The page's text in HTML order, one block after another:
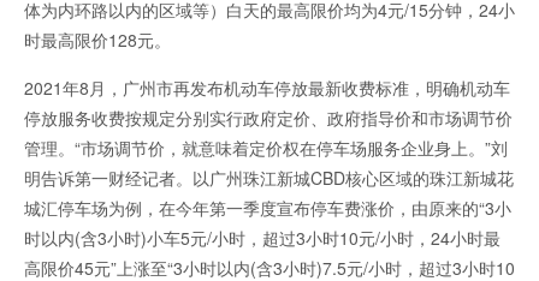
体为内环路以内的区域等）白天的最高限价均为4元/15分钟，24小
时最高限价128元。
2021年8月，广州市再发布机动车停放最新收费标准，明确机动车
停放服务收费按规定分别实行政府定价、政府指导价和市场调节价
管理。“市场调节价，就意味着定价权在停车场服务企业身上。”刘
明告诉第一财经记者。以广州珠江新城CBD核心区域的珠江新城花
城汇停车场为例，在今年第一季度宣布停车费涨价，由原来的“3小
时以内(含3小时)小车5元/小时，超过3小时10元/小时，24小时最
高限价45元”上涨至“3小时以内(含3小时)7.5元/小时，超过3小时10